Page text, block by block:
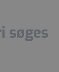
søges